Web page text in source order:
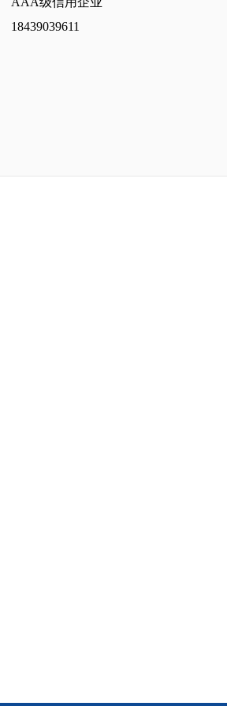
18439039611